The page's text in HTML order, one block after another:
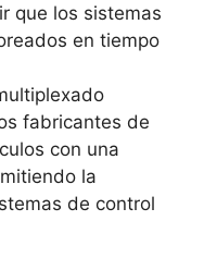
que los sistemas
en tiempo
fabricantes de
con una
la
de control